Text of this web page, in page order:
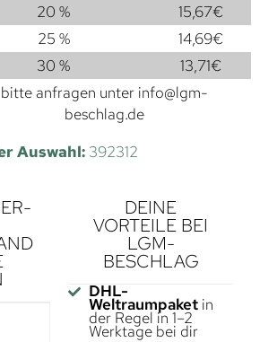
20 % 15,67€
25 % 14,69€
30 % 13,71€
bitte anfragen unter info@lgm-
beschlag.de
Auswahl: 392312
DEINE
VORTEILE BEI
LGM-
BESCHLAG
DHL-
Weltraumpaketin
der Regel in 1–2
Werktage bei dir